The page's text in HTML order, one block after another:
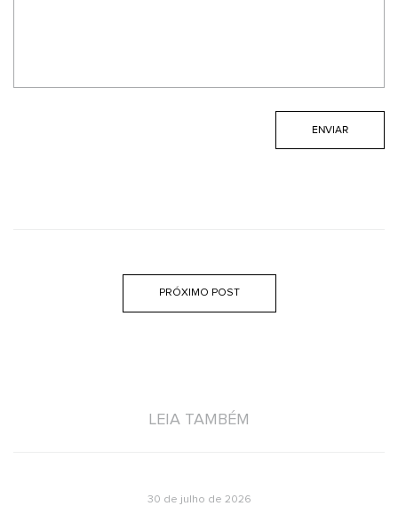
PRÓXIMO POST
LEIA TAMBÉM
30 de julho de 2026